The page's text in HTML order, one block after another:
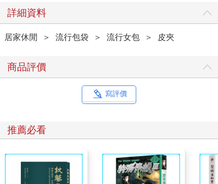
詳細資料
居家休閒 ＞ 流行包袋 ＞ 流行女包 ＞ 皮夾
商品評價
寫評價
推薦必看